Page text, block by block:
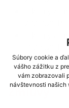
Súbory cookie a
vášho zážitku z
vám zobrazovali
návštevnosti našich
faktúry za
faktúry za
28.09.2018
Zmluvy